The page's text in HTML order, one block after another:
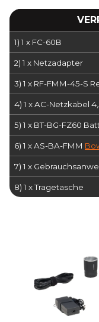
1) 1 x FC-60B
2) 1 x Netzadapter
3) 1 x RF-FMM-45-S
4) 1 x AC-Netzkabel
5) 1 x BT-BG-FZ60
6) 1 x AS-BA-FMM
7) 1 x
8) 1 x Tragetasche